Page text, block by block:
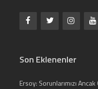
Son Eklenenler
Ersoy: Sorunlarımızı